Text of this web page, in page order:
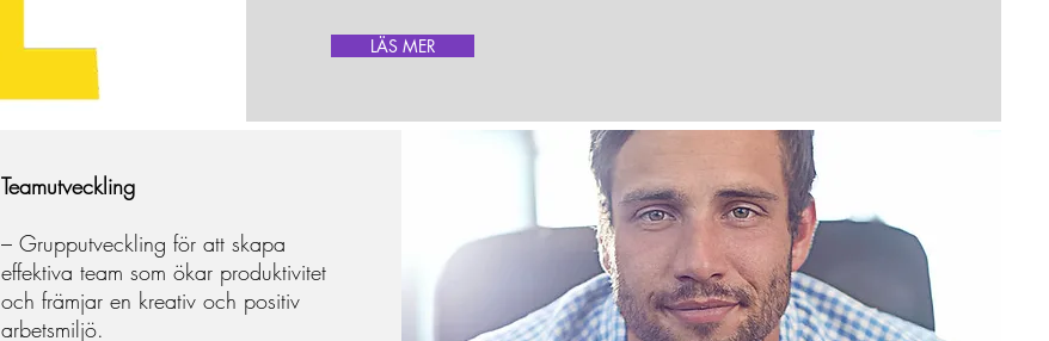
LÄS MER
Teamutveckling
– Grupputveckling för att skapa
effektiva team som ökar produktivitet
och främjar en kreativ och positiv
arbetsmiljö.